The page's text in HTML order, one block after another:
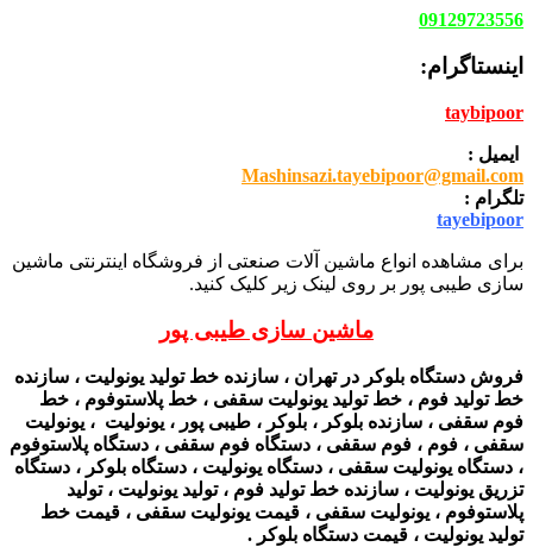
09129723556
اینستاگرام:
taybipoor
ایمیل :
Mashinsazi.tayebipoor@gmail.com
تلگرام :
tayebipoor
برای مشاهده انواع ماشین آلات صنعتی از فروشگاه اینترنتی ماشین
سازی طیبی پور بر روی لینک زیر کلیک کنید.
ماشین سازی طیبی پور
فروش دستگاه بلوکر در تهران ، سازنده خط تولید یونولیت ، سازنده
خط تولید فوم ، خط تولید یونولیت سقفی ، خط پلاستوفوم ، خط
فوم سقفی ، سازنده بلوکر ، بلوکر ، طیبی پور ، یونولیت ، یونولیت
سقفی ، فوم ، فوم سقفی ، دستگاه فوم سقفی ، دستگاه پلاستوفوم
، دستگاه یونولیت سقفی ، دستگاه یونولیت ، دستگاه بلوکر ، دستگاه
تزریق یونولیت ، سازنده خط تولید فوم ، تولید یونولیت ، تولید
پلاستوفوم ، یونولیت سقفی ، قیمت یونولیت سقفی ، قیمت خط
تولید یونولیت ، قیمت دستگاه بلوکر .